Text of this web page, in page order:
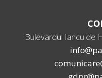
Bulevardul Iancu de